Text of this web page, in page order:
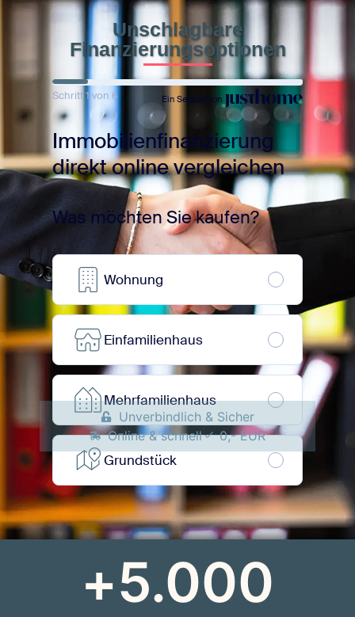
Unschlagbare
Finanzierungsoptionen
Unverbindlich & Sicher
Online & schnell
0,- EUR
+5.000